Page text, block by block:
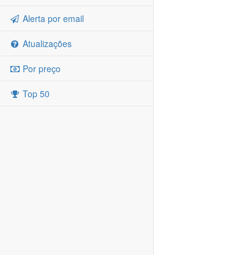
Alerta por email
Atualizações
Por preço
Top 50